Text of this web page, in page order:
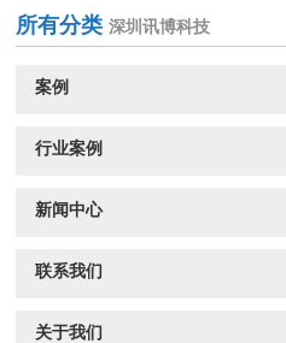
所有分类 深圳讯博科技
案例
行业案例
新闻中心
联系我们
关于我们